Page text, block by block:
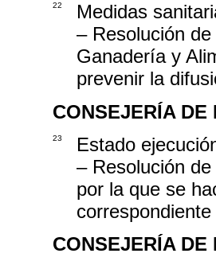
22
Medidas
– Resolución
Ganadería y
prevenir la
CONSEJERÍA
23
Estado
– Resolución
por la que se
CONSEJERÍA